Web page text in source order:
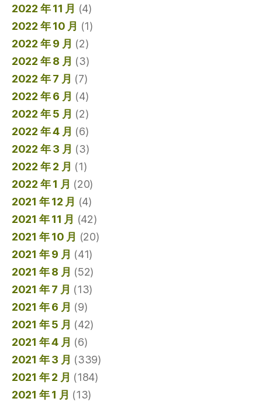
2022 年 11 月 (4)
2022 年 10 月 (1)
2022 年 9 月 (2)
2022 年 8 月 (3)
2022 年 7 月 (7)
2022 年 6 月 (4)
2022 年 5 月 (2)
2022 年 4 月 (6)
2022 年 3 月 (3)
2022 年 2 月 (1)
2022 年 1 月 (20)
2021 年 12 月 (4)
2021 年 11 月 (42)
2021 年 10 月 (20)
2021 年 9 月 (41)
2021 年 8 月 (52)
2021 年 7 月 (13)
2021 年 6 月 (9)
2021 年 5 月 (42)
2021 年 4 月 (6)
2021 年 3 月 (339)
2021 年 2 月 (184)
2021 年 1 月 (13)